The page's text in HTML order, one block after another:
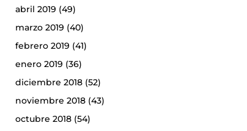
abril 2019 (49)
marzo 2019 (40)
febrero 2019 (41)
enero 2019 (36)
diciembre 2018(52)
noviembre 2018(43)
octubre 2018(54)